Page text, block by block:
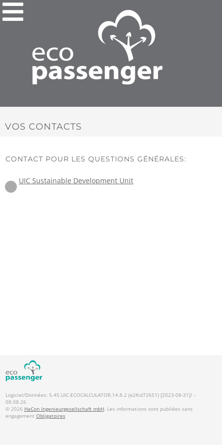
VOS CONTACTS
CONTACT POUR LES QUESTIONS GÉNÉRALES:
UIC Sustainable Development Unit
Logiciel/Données: 5.45.UIC-ECOCALCULATOR.14.8.2 (e2fcd72651) [2023-08-31]/ -
08.08.26
© 2026 HaCon Ingenieurgesellschaft mbH. Les informations sont publiées sans
engagement Obligatoires